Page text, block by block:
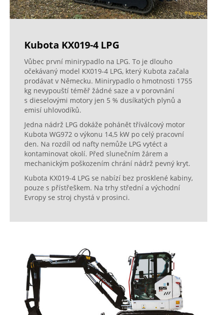
Kubota KX019-4 LPG
Vůbec první minirypadlo na LPG. To je dlouho
očekávaný model KX019-4 LPG, který Kubota začala
prodávat v Německu. Minirypadlo o hmotnosti 1755
kg nevypouští téměř žádné saze a v porovnání
s dieselovými motory jen 5 % dusíkatých plynů a
emisí uhlovodíků.
Jedna nádrž LPG dokáže pohánět tříválcový motor
Kubota WG972 o výkonu 14,5 kW po celý pracovní
den. Na rozdíl od nafty nemůže LPG vytéct a
kontaminovat okolí. Před slunečním žárem a
mechanickým poškozením chrání nádrž pevný kryt.
Kubota KX019-4 LPG se nabízí bez prosklené kabiny,
pouze s přístřeškem. Na trhy střední a východní
Evropy se stroj chystá v prosinci.